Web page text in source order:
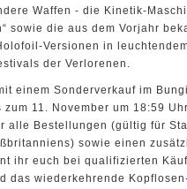
Waffen - die Kinetik-
sowie die aus dem Vorjahr
Versionen in
der Verlorenen.
einem Sonderverkauf im
11. November um 18:59
alle Bestellungen (gültig für
sowie einen
ihr euch bei qualifizierten
das wiederkehrende